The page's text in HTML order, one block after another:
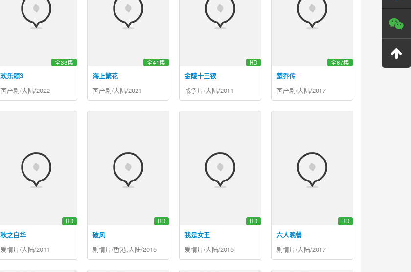
欢乐颂3
全33集
国产剧/大陆/2022
海上繁花
全41集
国产剧/大陆/2021
金陵十三钗
HD
战争片/大陆/2011
楚乔传
全67集
国产剧/大陆/2017
秋之白华
HD
爱情片/大陆/2011
破风
HD
剧情片/香港,大陆/2015
我是女王
HD
爱情片/大陆/2015
六人晚餐
HD
剧情片/大陆/2017